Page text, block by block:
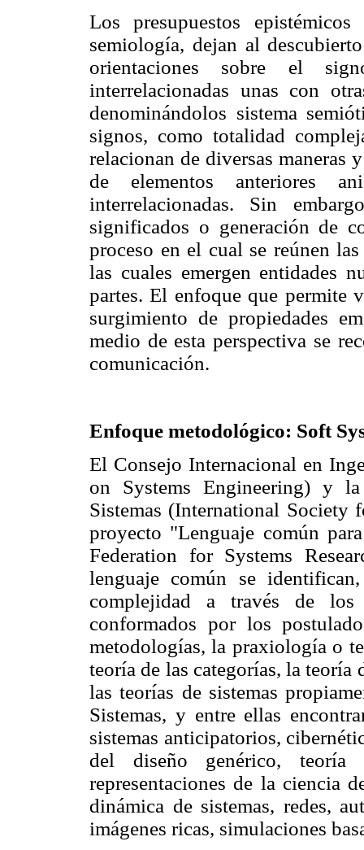
Los presupuestos
semiología, dejan al
orientaciones sobre el
interrelacionadas unas con
denominándolos sistema
signos, como totalidad
relacionan de diversas maneras
de elementos anteriores
interrelacionadas. Sin
significados o generación de
proceso en el cual se reúnen
las cuales emergen entidades
partes. El enfoque que permite
surgimiento de propiedades
medio de esta perspectiva se
comunicación.
Enfoque metodológico: Soft
El Consejo Internacional en
on Systems Engineering) y
Sistemas (International Society
proyecto "Lenguaje común
Federation for Systems
lenguaje común se
complejidad a través de
conformados por los
metodologías, la praxiología o
teoría de las categorías, la
las teorías de sistemas
Sistemas, y entre ellas
sistemas anticipatorios,
del diseño genérico,
representaciones de la ciencia
dinámica de sistemas, redes,
imágenes ricas, simulaciones